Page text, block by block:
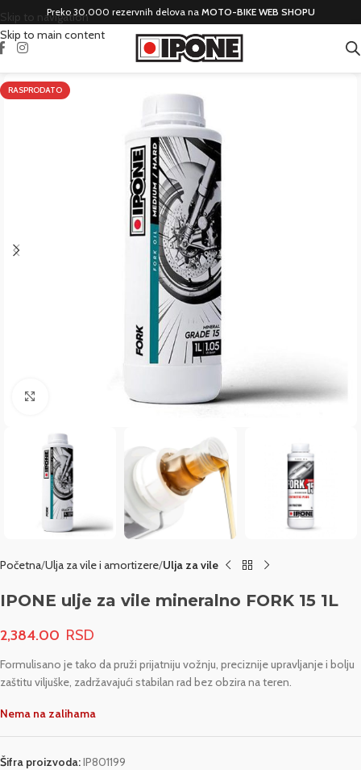
Skip to navigation
Skip to main content
Preko 30.000 rezervnih delova na MOTO-BIKE WEB SHOPU
RASPRODATO
Početna Ulja za vile i amortizere Ulja za vile
IPONE ulje za vile mineralno FORK 15 1L
2,384.00
Formulisano je tako da pruži prijatniju vožnju, preciznije upravljanje i bolju
zaštitu viljuške, zadržavajući stabilan rad bez obzira na teren.
Nema na zalihama
Šifra proizvoda:IP801199